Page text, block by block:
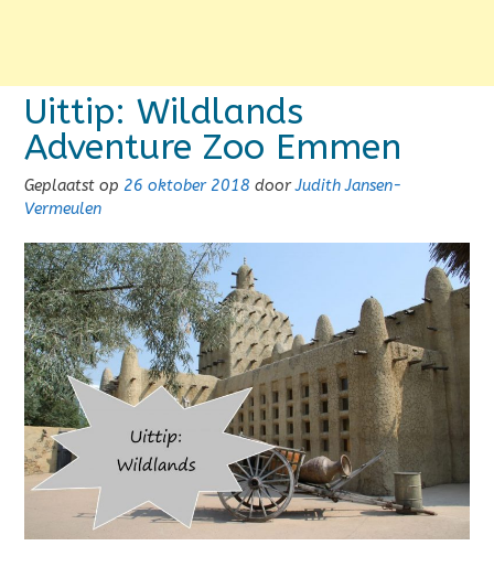
Uittip: Wildlands
Adventure Zoo Emmen
Geplaatst op 26 oktober 2018 doorJudith Jansen-
Vermeulen